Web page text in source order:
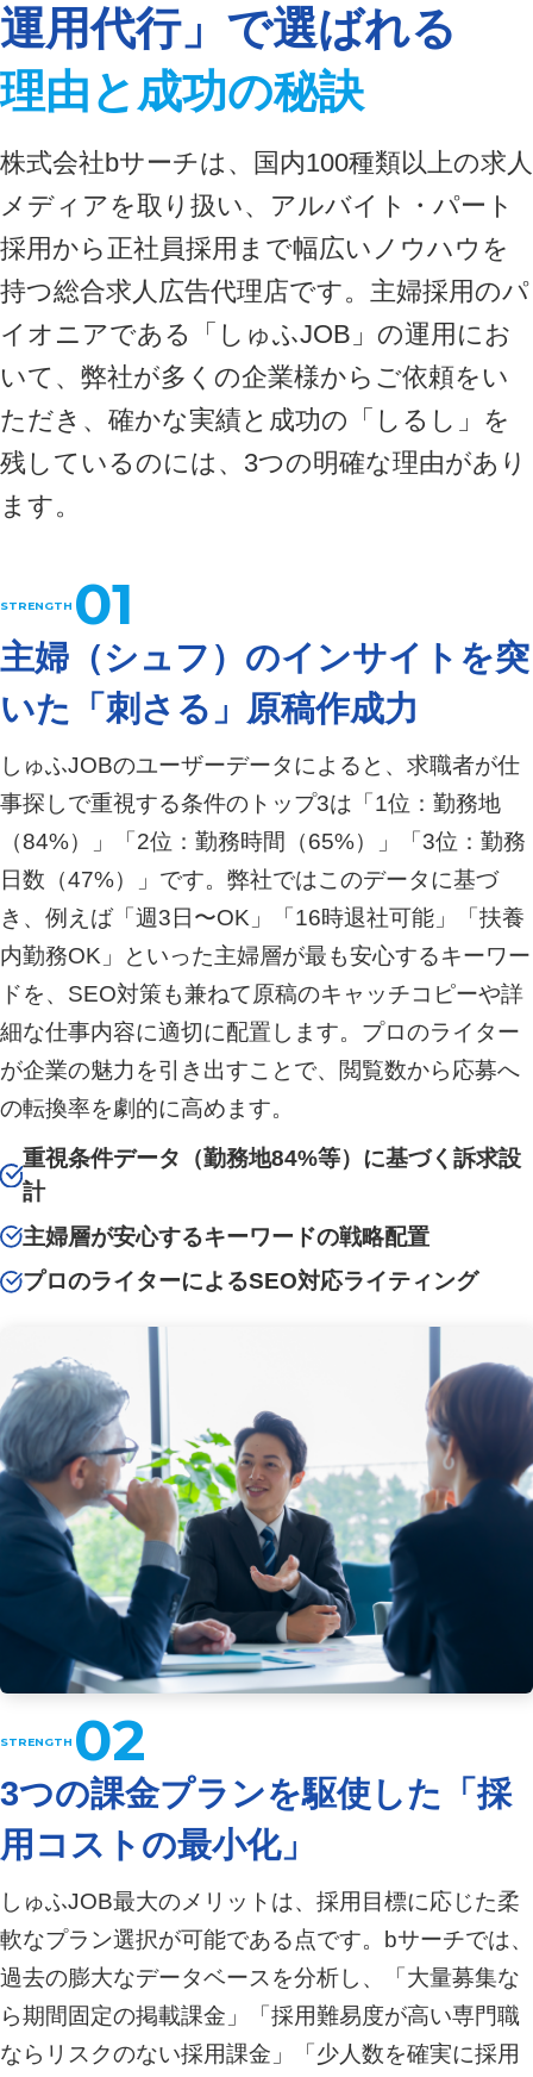
運用代行」で選ばれる
理由と成功の秘訣
株式会社bサーチは、国内100種類以上の求人
メディアを取り扱い、アルバイト・パート
採用から正社員採用まで幅広いノウハウを
持つ総合求人広告代理店です。主婦採用のパ
イオニアである「しゅふJOB」の運用にお
いて、弊社が多くの企業様からご依頼をい
ただき、確かな実績と成功の「しるし」を
残しているのには、3つの明確な理由があり
ます。
01
主婦（シュフ）のインサイトを突
いた「刺さる」原稿作成力
しゅふJOBのユーザーデータによると、求職者が仕
事探しで重視する条件のトップ3は「1位：勤務地
（84%）」「2位：勤務時間（65%）」「3位：勤務
日数（47%）」です。弊社ではこのデータに基づ
き、例えば「週3日〜OK」「16時退社可能」「扶養
内勤務OK」といった主婦層が最も安心するキーワー
ドを、SEO対策も兼ねて原稿のキャッチコピーや詳
細な仕事内容に適切に配置します。プロのライター
が企業の魅力を引き出すことで、閲覧数から応募へ
の転換率を劇的に高めます。
重視条件データ（勤務地84%等）に基づく訴求設
計
主婦層が安心するキーワードの戦略配置
プロのライターによるSEO対応ライティング
02
3つの課金プランを駆使した「採
用コストの最小化」
しゅふJOB最大のメリットは、採用目標に応じた柔
軟なプラン選択が可能である点です。bサーチでは、
過去の膨大なデータベースを分析し、「大量募集な
ら期間固定の掲載課金」「採用難易度が高い専門職
ならリスクのない採用課金」「少人数を確実に採用